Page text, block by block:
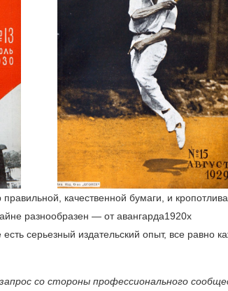
качественной бумаги, и
разнообразен — от авангарда1920х
серьезный издательский опыт, все равно
со стороны профессионального